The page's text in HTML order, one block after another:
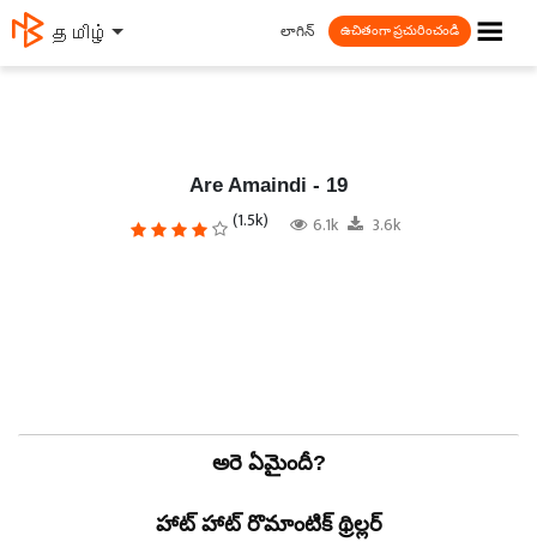
தமிழ் ☰
లాగిన్ ఉచితంగా ప్రచురించండి
Are Amaindi - 19
(1.5k) 6.1k 3.6k
అరె ఏమైందీ?
హాట్ హాట్ రొమాంటిక్ థ్రిల్లర్